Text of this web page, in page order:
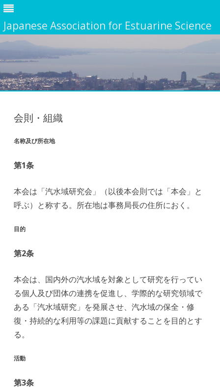
Japanese Association for Estuarine Science
会則・組織
名称及び所在地
第1条
本会は「汽水域研究会」（以後本会則では「本会」と
呼ぶ）と称する。所在地は事務局長の住所におく。
目的
第2条
本会は、国内外の汽水域を対象として研究を行ってい
る個人及び団体の連携を促進し、学際的な研究領域で
ある「汽水域研究」を発展させ、汽水域の保全・修
復・持続的な利用等の課題に貢献することを目的とす
る。
活動
第3条